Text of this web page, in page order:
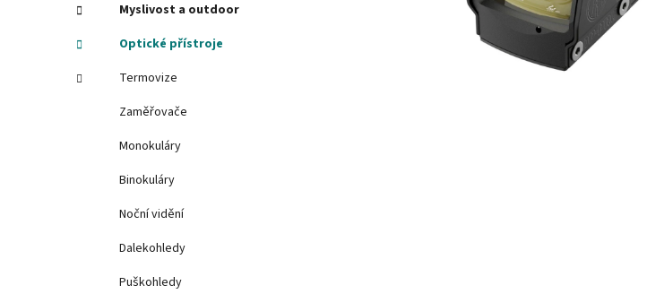
n
í
p
a
e
Myslivost a outdoor
Optické přístroje
Termovize
Zaměřovače
Monokuláry
Binokuláry
Noční vidění
Dalekohledy
Puškohledy